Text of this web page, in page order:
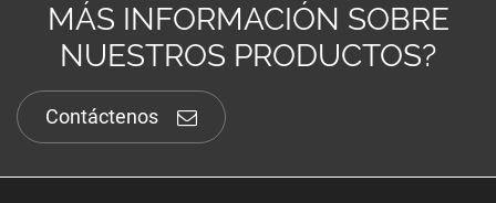
MÁS INFORMACIÓN SOBRE
NUESTROS PRODUCTOS?
Contáctenos